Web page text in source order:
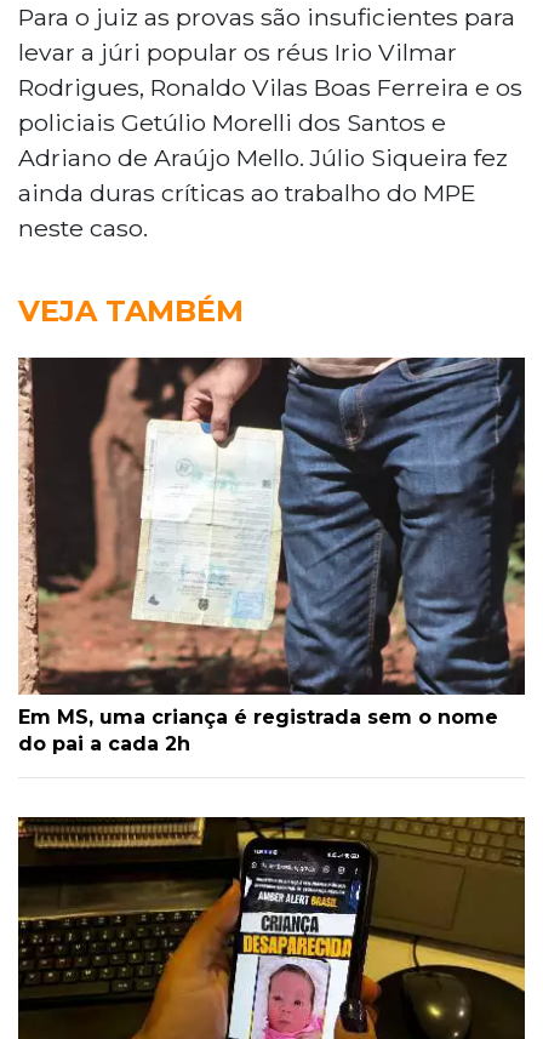
Para o juiz as provas são insuficientes para
levar a júri popular os réus Irio Vilmar
Rodrigues, Ronaldo Vilas Boas Ferreira e os
policiais Getúlio Morelli dos Santos e
Adriano de Araújo Mello. Júlio Siqueira fez
ainda duras críticas ao trabalho do MPE
neste caso.
VEJA TAMBÉM
Em MS, uma criança é registrada sem o nome
do pai a cada 2h